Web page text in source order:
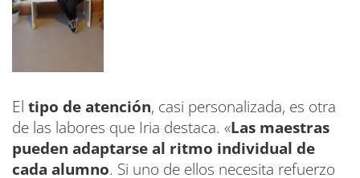
El tipo de atención, casi personalizada, es otra
de las labores que Iria destaca. «Las maestras
pueden adaptarse al ritmo individual de
cada alumno. Si uno de ellos necesita refuerzo